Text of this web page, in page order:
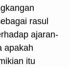
rasul
ajaran-
apakah
itu